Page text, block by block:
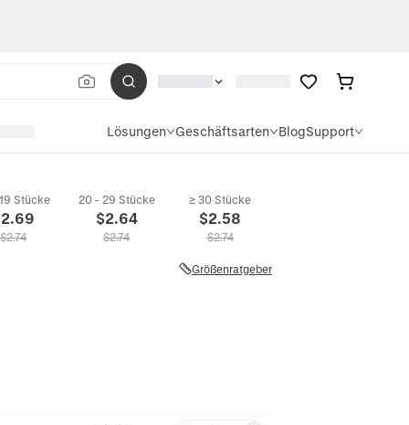
Lösungen Geschäftsarten BlogSupport
Stücke
2.69
$2.74
20 - 29 Stücke
$2.64
$2.74
≥ 30 Stücke
$2.58
$2.74
Größenratgeber